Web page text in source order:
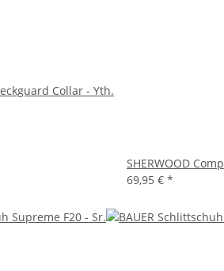
Collar - Yth.
SHERWOOD
69,95 € *